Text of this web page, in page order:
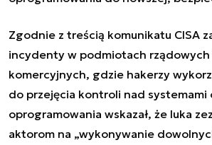
Zgodnie z treścią komunikatu CISA
incydenty w podmiotach rządowych
komercyjnych, gdzie hakerzy
do przejęcia kontroli nad systemami
oprogramowania wskazał, że luka
aktorom na „wykonywanie